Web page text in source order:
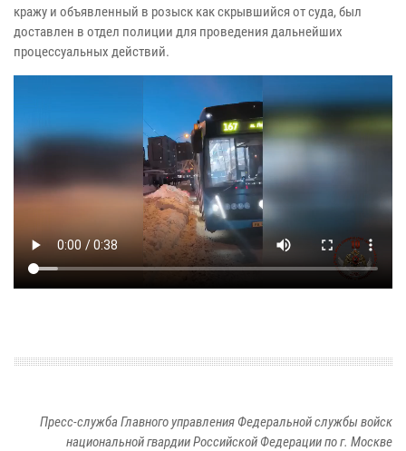
кражу и объявленный в розыск как скрывшийся от суда, был
доставлен в отдел полиции для проведения дальнейших
процессуальных действий.
Пресс-служба Главного управления Федеральной службы войск
национальной гвардии Российской Федерации по г. Москве